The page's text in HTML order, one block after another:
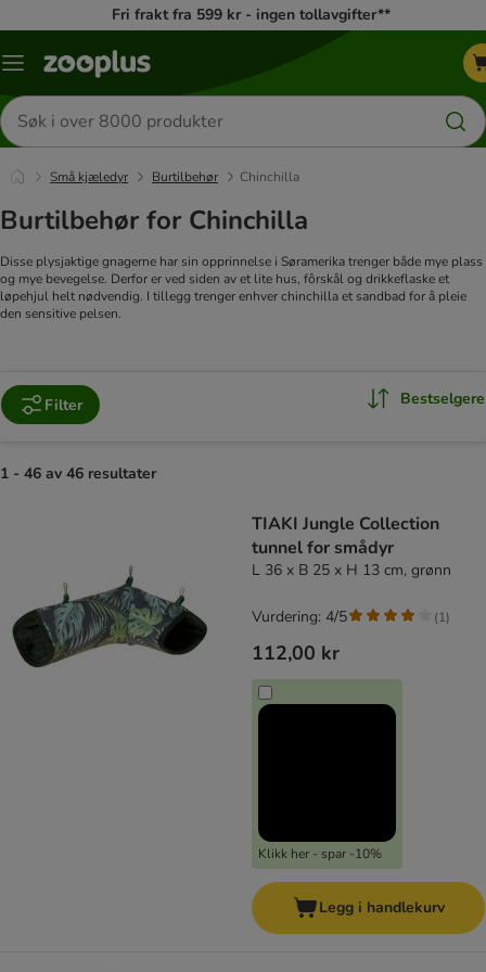
Fri frakt fra 599 kr - ingen tollavgifter**
Katalogmeny
Søk
etter
produkter
Små kjæledyr Burtilbehør Chinchilla
Burtilbehør for Chinchilla
Disse plysjaktige gnagerne har sin opprinnelse i Søramerika trenger både mye plass
og mye bevegelse. Derfor er ved siden av et lite hus, fôrskål og drikkeflaske et
løpehjul helt nødvendig. I tillegg trenger enhver chinchilla et sandbad for å pleie
den sensitive pelsen.
Filter Bestselgere
1 - 46 av 46 resultater
TIAKI Jungle Collection
tunnel for smådyr
L 36 x B 25 x H 13 cm, grønn
112,00 kr
Klikk her - spar -10%
Vurdering: 4/5 (1)
Legg i handlekurv